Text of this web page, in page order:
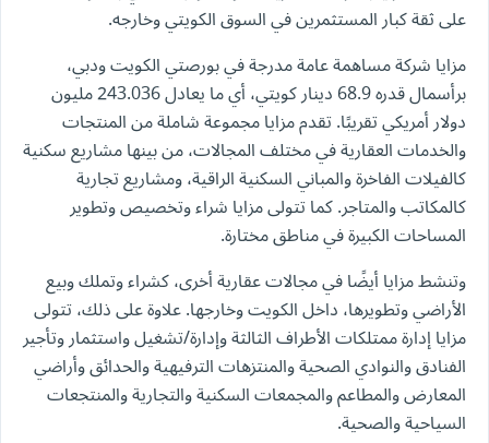
على ثقة كبار المستثمرين في السوق الكويتي وخارجه.
مزايا شركة مساهمة عامة مدرجة في بورصتي الكويت ودبي،
برأسمال قدره 68.9 دينار كويتي، أي ما يعادل 243.036 مليون
دولار أمريكي تقريبًا. تقدم مزايا مجموعة شاملة من المنتجات
والخدمات العقارية في مختلف المجالات، من بينها مشاريع سكنية
كالفيلات الفاخرة والمباني السكنية الراقية، ومشاريع تجارية
كالمكاتب والمتاجر. كما تتولى مزايا شراء وتخصيص وتطوير
المساحات الكبيرة في مناطق مختارة.
وتنشط مزايا أيضًا في مجالات عقارية أخرى، كشراء وتملك وبيع
الأراضي وتطويرها، داخل الكويت وخارجها. علاوة على ذلك، تتولى
مزايا إدارة ممتلكات الأطراف الثالثة وإدارة/تشغيل واستثمار وتأجير
الفنادق والنوادي الصحية والمنتزهات الترفيهية والحدائق وأراضي
المعارض والمطاعم والمجمعات السكنية والتجارية والمنتجعات
السياحية والصحية.